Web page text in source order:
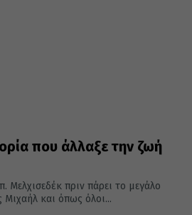
που άλλαξε την ζωή
Μελχισεδέκ πριν πάρει το μεγάλο
Μιχαήλ και όπως όλοι...